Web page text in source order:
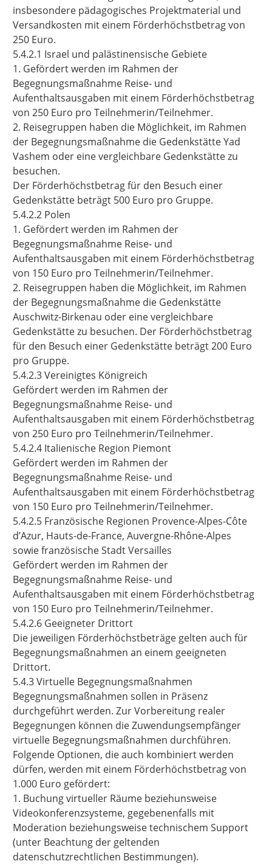
insbesondere pädagogisches Projektmaterial und
Versandkosten mit einem Förderhöchstbetrag von
250 Euro.
5.4.2.1 Israel und palästinensische Gebiete
1. Gefördert werden im Rahmen der
Begegnungsmaßnahme Reise- und
Aufenthaltsausgaben mit einem Förderhöchstbetrag
von 250 Euro pro Teilnehmerin/Teilnehmer.
2. Reisegruppen haben die Möglichkeit, im Rahmen
der Begegnungsmaßnahme die Gedenkstätte Yad
Vashem oder eine vergleichbare Gedenkstätte zu
besuchen.
Der Förderhöchstbetrag für den Besuch einer
Gedenkstätte beträgt 500 Euro pro Gruppe.
5.4.2.2 Polen
1. Gefördert werden im Rahmen der
Begegnungsmaßnahme Reise- und
Aufenthaltsausgaben mit einem Förderhöchstbetrag
von 150 Euro pro Teilnehmerin/Teilnehmer.
2. Reisegruppen haben die Möglichkeit, im Rahmen
der Begegnungsmaßnahme die Gedenkstätte
Auschwitz-Birkenau oder eine vergleichbare
Gedenkstätte zu besuchen. Der Förderhöchstbetrag
für den Besuch einer Gedenkstätte beträgt 200 Euro
pro Gruppe.
5.4.2.3 Vereinigtes Königreich
Gefördert werden im Rahmen der
Begegnungsmaßnahme Reise- und
Aufenthaltsausgaben mit einem Förderhöchstbetrag
von 250 Euro pro Teilnehmerin/Teilnehmer.
5.4.2.4 Italienische Region Piemont
Gefördert werden im Rahmen der
Begegnungsmaßnahme Reise- und
Aufenthaltsausgaben mit einem Förderhöchstbetrag
von 150 Euro pro Teilnehmerin/Teilnehmer.
5.4.2.5 Französische Regionen Provence-Alpes-Côte
d’Azur, Hauts-de-France, Auvergne-Rhône-Alpes
sowie französische Stadt Versailles
Gefördert werden im Rahmen der
Begegnungsmaßnahme Reise- und
Aufenthaltsausgaben mit einem Förderhöchstbetrag
von 150 Euro pro Teilnehmerin/Teilnehmer.
5.4.2.6 Geeigneter Drittort
Die jeweiligen Förderhöchstbeträge gelten auch für
Begegnungsmaßnahmen an einem geeigneten
Drittort.
5.4.3 Virtuelle Begegnungsmaßnahmen
Begegnungsmaßnahmen sollen in Präsenz
durchgeführt werden. Zur Vorbereitung realer
Begegnungen können die Zuwendungsempfänger
virtuelle Begegnungsmaßnahmen durchführen.
Folgende Optionen, die auch kombiniert werden
dürfen, werden mit einem Förderhöchstbetrag von
1.000 Euro gefördert:
1. Buchung virtueller Räume beziehunsweise
Videokonferenzsysteme, gegebenenfalls mit
Moderation beziehungsweise technischem Support
(unter Beachtung der geltenden
datenschutzrechtlichen Bestimmungen).